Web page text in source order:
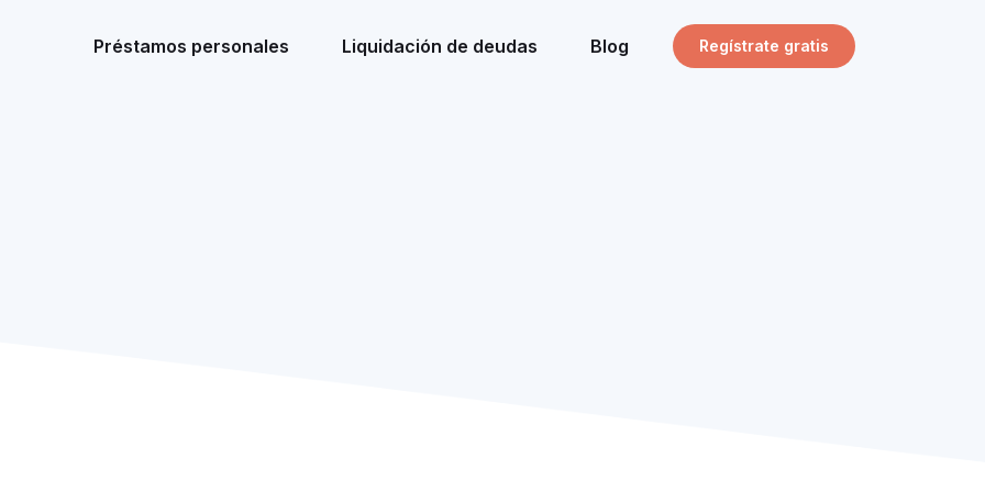
Préstamos personales Liquidación de deudas Blog Regístrate gratis